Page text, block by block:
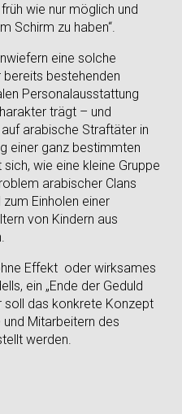
wie nur möglich und
Schirm zu haben“.
eine solche
bestehenden
Personalausstattung
trägt – und
arabische Straftäter in
einer ganz bestimmten
wie eine kleine Gruppe
arabischer Clans
Einholen einer
von Kindern aus
Effekt oder wirksames
ein „Ende der Geduld
soll das konkrete Konzept
Mitarbeitern des
werden.